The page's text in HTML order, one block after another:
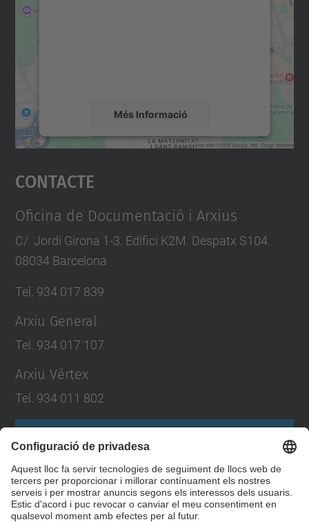
Més Informació
Accepta
powered by
Contacte
Oficina de Documentació i Arxius
C/. Jordi Girona 1-3. Edifici K2M. Despatx S104.
08034 Barcelona
Tel. 934 017 839
Arxiu General
Tel. 934 017 107
Arxiu Vèrtex
Tel. 934 011 802
Formulari de contacte
Llista Xarxes Socials